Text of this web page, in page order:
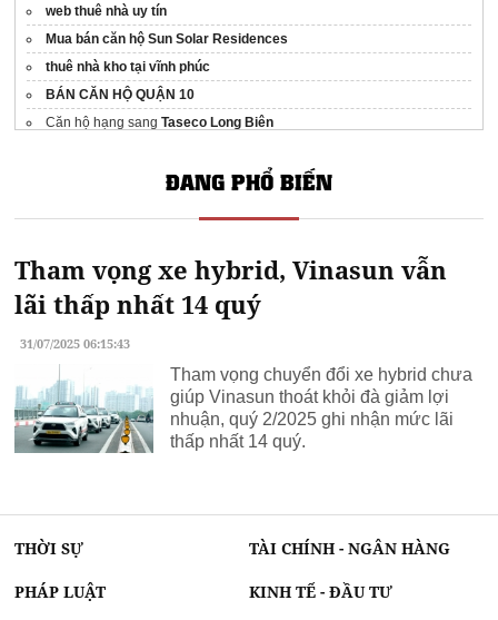
web thuê nhà uy tín
Mua bán căn hộ Sun Solar Residences
thuê nhà kho tại vĩnh phúc
BÁN CĂN HỘ QUẬN 10
Căn hộ hạng sangTaseco Long Biên
bcons newsky ql13
Parasol Premium
So hong green river
thuê căn hộ monarchy đà nẵng
Đất nền Buôn Ma Thuột Đăk Lăk giá rẻ
ĐANG PHỔ BIẾN
Tham vọng xe hybrid, Vinasun vẫn
lãi thấp nhất 14 quý
31/07/2025 06:15:43
Tham vọng chuyển đổi xe hybrid chưa
giúp Vinasun thoát khỏi đà giảm lợi
nhuận, quý 2/2025 ghi nhận mức lãi
thấp nhất 14 quý.
THỜI SỰ TÀI CHÍNH - NGÂN HÀNG
PHÁP LUẬT KINH TẾ - ĐẦU TƯ